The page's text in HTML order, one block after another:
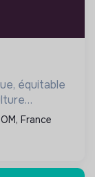
équitable
agissant
France